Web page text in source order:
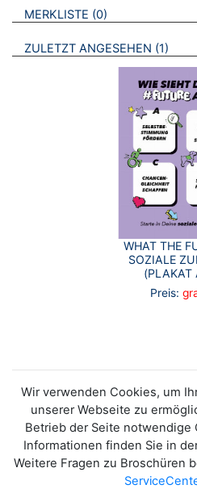
VERWEISE AUF VERMERKTE-
MERKLISTE 0 BROSCHÜREN
ZULETZT ANGESEHEN 1
WHAT THE
SOZIALE
(PLAKAT
Preis:
Wir verwenden Cookies, um
unserer Webseite zu
Betrieb der Seite notwendige
Informationen finden Sie in
Weitere Fragen zu Broschüren